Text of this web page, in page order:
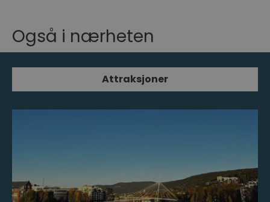
Også i nærheten
Attraksjoner